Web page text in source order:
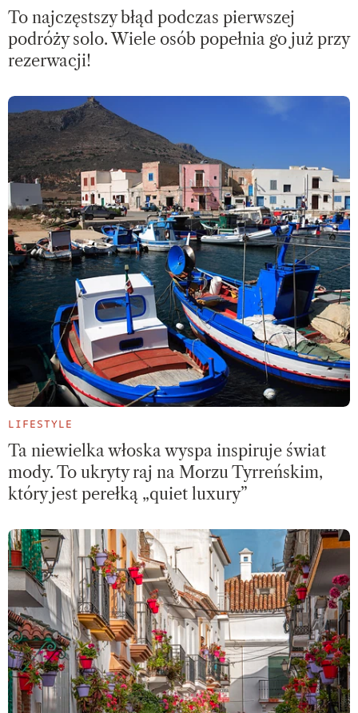
To najczęstszy błąd podczas pierwszej
podróży solo. Wiele osób popełnia go już przy
rezerwacji!
LIFESTYLE
Ta niewielka włoska wyspa inspiruje świat
mody. To ukryty raj na Morzu Tyrreńskim,
który jest perełką „quiet luxury”